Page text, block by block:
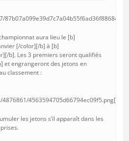
aura lieu le [b]
[/color][/b] à [b]
b]. Les 3 premiers seront qualifiés
et engrangeront des jetons en
classement :
4563594705d66794ec09f5.png[/
les jetons s’il apparaît dans les